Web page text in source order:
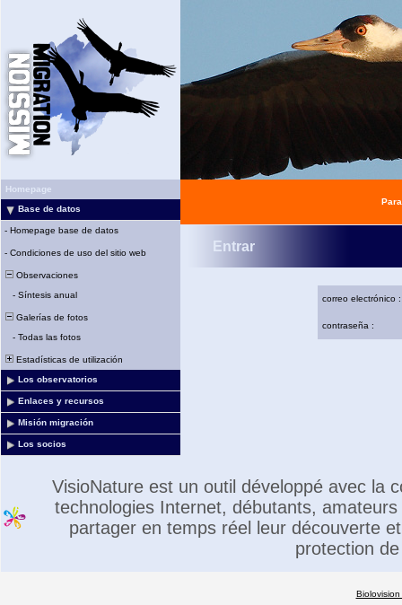
Homepage
Base de datos
- Homepage base de datos
- Condiciones de uso del sitio web
Observaciones
- Síntesis anual
Galerías de fotos
- Todas las fotos
Estadísticas de utilización
Los observatorios
Enlaces y recursos
Misión migración
Los socios
Entrar
correo electrónico :
contraseña :
VisioNature est un outil développé avec la
technologies Internet, débutants,
partager en temps réel leur découverte
protection
Biolovision